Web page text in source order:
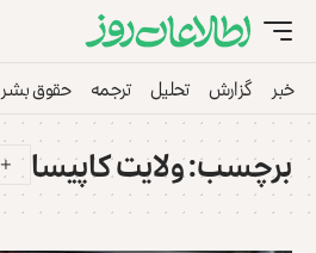
خبر گزارش تحلیل ترجمه حقوق بشر
برچسب:ولایت کاپیسا